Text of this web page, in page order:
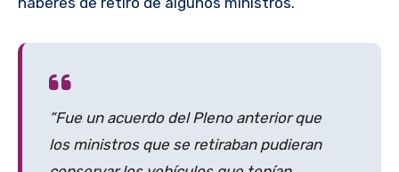
“Fue un acuerdo del Pleno anterior que
los ministros que se retiraban pudieran